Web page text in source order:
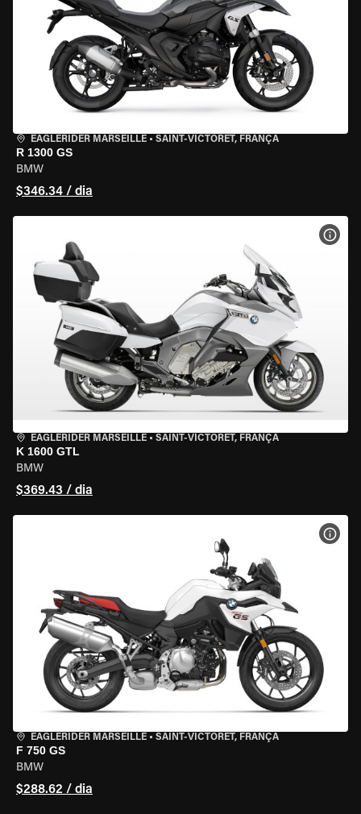
EAGLERIDER MARSEILLE • SAINT-VICTORET, FRANÇA
R 1300 GS
BMW
$346.34 / dia
EAGLERIDER MARSEILLE • SAINT-VICTORET, FRANÇA
K 1600 GTL
BMW
$369.43 / dia
VER
EAGLERIDER MARSEILLE • SAINT-VICTORET, FRANÇA
F 750 GS
BMW
$288.62 / dia
VER